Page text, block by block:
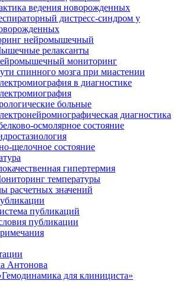
ведения новорожденных
дистресс-синдром у
нейромышечный
релаксанты
мониторинг
спинного мозга при миастении
в диагностике
больные
диагностика
осмолярное состояние
щелочное состояние
гипертермия
температуры
расчетных значений
публикаций
публикации
Антонова
для клинициста»